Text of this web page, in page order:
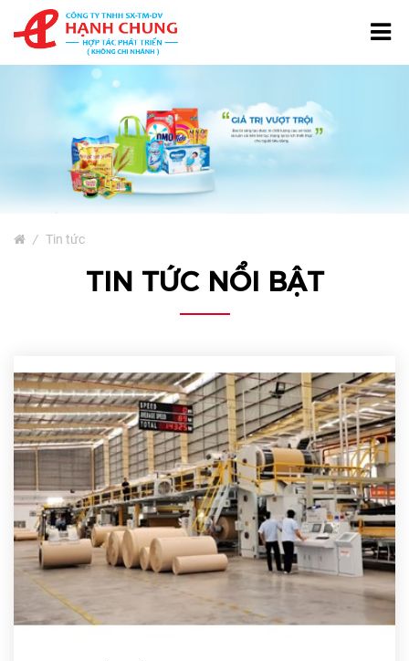
/ Tin tức
TIN TỨC NỔI BẬT
TRANG CHỦ
GIỚI THIỆU
TÚI NƯỚC GIẶT
SẢN PHẨM
Túi Màng Đơn PE, HD, PP
Bao Bì Bánh, Kẹo Các Loại
Túi PA, Túi Zipper, Túi
Nhôm
MÀNG BỌC THỰC PHẨM
PVC
MÀNG CO-EX NYLON PE
FILM
TUYỂN DỤNG